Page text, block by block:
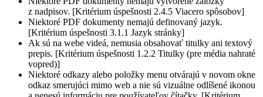
z nadpisov. [Kritérium úspešnosti 2.4.5 Viacero spôsobov]
Niektoré PDF dokumenty nemajú definovaný jazyk.
[Kritérium úspešnosti 3.1.1 Jazyk stránky]
Ak sú na webe videá, nemusia obsahovať titulky ani textový
prepis. [Kritérium úspešnosti 1.2.2 Titulky (pre média nahraté
vopred)]
Niektoré odkazy alebo položky menu otvárajú v novom okne
odkaz smerujúci mimo web a nie sú vizuálne odlíšené ikonou